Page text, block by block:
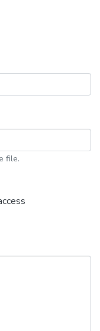
file.